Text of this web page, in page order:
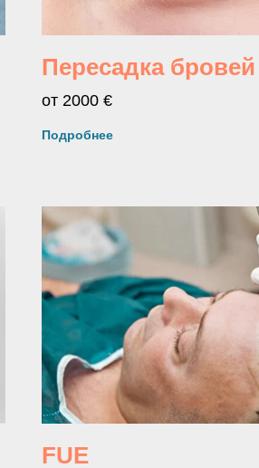
Пересадка бровей
от 2000 €
Подробнее
FUE